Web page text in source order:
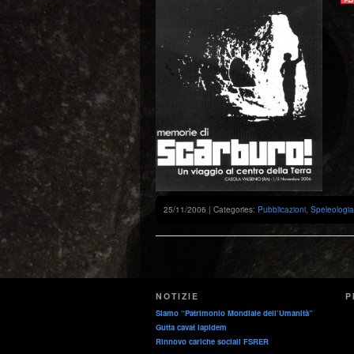
25/11/2006 | Categories: Pubblicazioni,
NOTIZIE
Siamo “Patrimonio Mondiale dell’Umanità”
Gutta cavat lapidem
Rinnovo cariche sociali FSRER